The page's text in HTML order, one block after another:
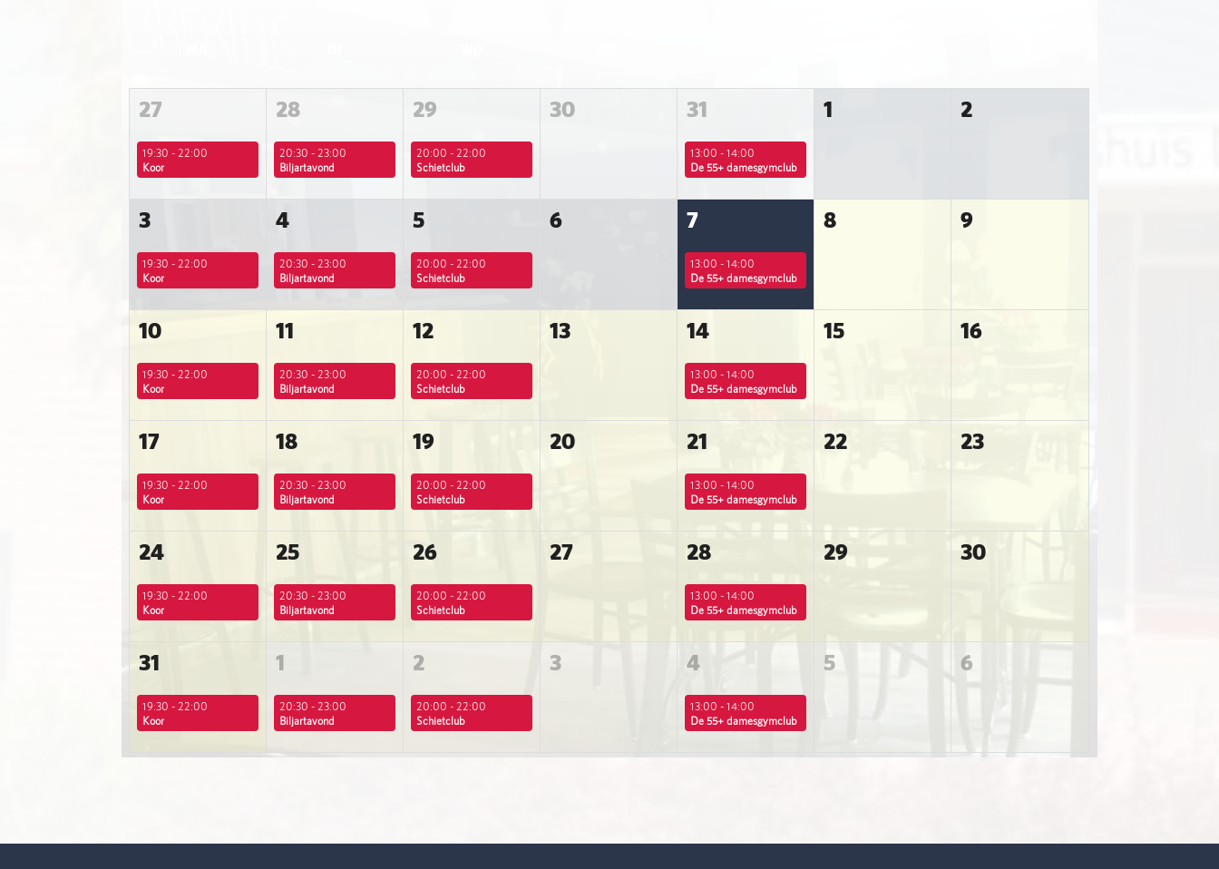
27 28 29 30 31 1 2
19:30 - 22:00
Koor
20:30 - 23:00
Biljartavond
20:00 - 22:00
Schietclub
13:00 - 14:00
De 55+ damesgymclub
3 4 5 6 7 8 9
19:30 - 22:00
Koor
20:30 - 23:00
Biljartavond
20:00 - 22:00
Schietclub
13:00 - 14:00
De 55+ damesgymclub
10 11 12 13 14 15 16
19:30 - 22:00
Koor
20:30 - 23:00
Biljartavond
20:00 - 22:00
Schietclub
13:00 - 14:00
De 55+ damesgymclub
17 18 19 20 21 22 23
19:30 - 22:00
Koor
20:30 - 23:00
Biljartavond
20:00 - 22:00
Schietclub
13:00 - 14:00
De 55+ damesgymclub
24 25 26 27 28 29 30
19:30 - 22:00
Koor
20:30 - 23:00
Biljartavond
20:00 - 22:00
Schietclub
13:00 - 14:00
De 55+ damesgymclub
31 1 2 3 4 5 6
19:30 - 22:00
Koor
20:30 - 23:00
Biljartavond
20:00 - 22:00
Schietclub
13:00 - 14:00
De 55+ damesgymclub